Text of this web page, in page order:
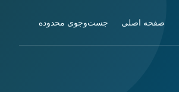
صفحه اصلی جست‌وجوی محدوده